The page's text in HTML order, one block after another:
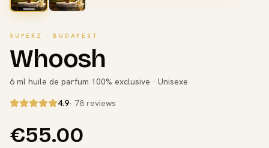
SUPERZ · BUDAPEST
Whoosh
6 ml huile de parfum 100% exclusive · Unisexe
4.9· 78 reviews
€55.00